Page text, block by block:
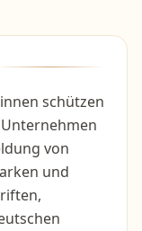
schützen
von
und